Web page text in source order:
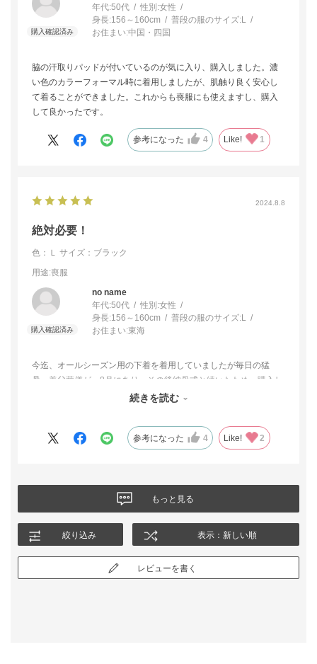
年代:50代 性別:女性
身長:156～160cm 普段の服のサイズ:L
お住まい:中国・四国
脇の汗取りパッドが付いているのが気に入り、購入しました。濃
い色のカラーフォーマル時に着用しましたが、肌触り良く安心し
て着ることができました。これからも喪服にも使えますし、購入
して良かったです。
参考になった 4 Like! 1
2024.8.8
絶対必要！
色：Ｌ サイズ：ブラック
用途:喪服
no name
年代:50代 性別:女性
身長:156～160cm 普段の服のサイズ:L
お住まい:東海
今迄、オールシーズン用の下着を着用していましたが毎日の猛
暑。義父葬儀が、8月にあり、その後納骨式と続いたため、購入し
続きを読む
参考になった 4 Like! 2
もっと見る
絞り込み 表示：新しい順
レビューを書く